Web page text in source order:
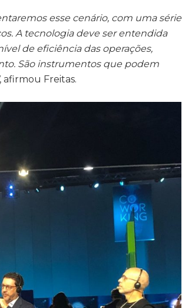
esse cenário, com uma série
A tecnologia deve ser entendida
de eficiência das operações,
São instrumentos que podem
, afirmou Freitas.